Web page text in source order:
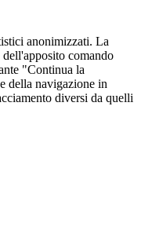
anonimizzati. La
comando
"Continua la
della navigazione in
diversi da quelli